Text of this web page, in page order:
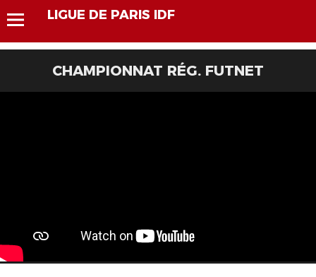
LIGUE DE PARIS IDF
CHAMPIONNAT RÉG. FUTNET